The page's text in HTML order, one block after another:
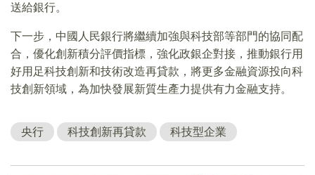
送給銀行。
下一步，中國人民銀行將繼續加強與科技部等部門的協同配
合，優化創新積分評價指標，強化政銀企對接，推動銀行用
好用足科技創新和技術改造再貸款，將更多金融資源投向科
技創新領域，為加快發展新質生產力提供有力金融支持。
央行 科技創新再貸款 科技型企業